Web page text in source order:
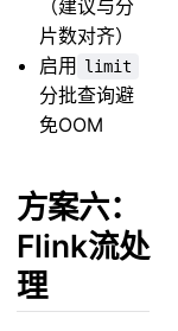
（建议与分
片数对齐）
启用
limit
分批查询避
免OOM
方案六：
Flink流处
理